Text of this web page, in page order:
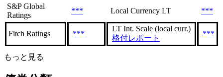
S&P Global
Ratings
*** Local Currency LT ***
Fitch Ratings ***
LT Int. Scale (local curr.)
格付レポート
***
もっと見る